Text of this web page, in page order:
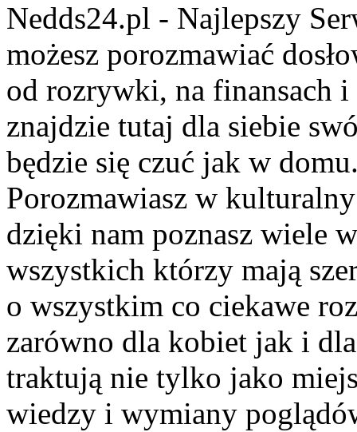
Nedds24.pl - Najlepszy
możesz porozmawiać
od rozrywki, na finansach
znajdzie tutaj dla siebie
będzie się czuć jak w
Porozmawiasz w
dzięki nam poznasz wiele
wszystkich którzy mają
o wszystkim co ciekawe
zarówno dla kobiet jak i
traktują nie tylko jako
wiedzy i wymiany